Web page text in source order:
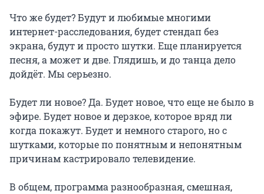
Что же будет? Будут и любимые многими
интернет-расследования, будет стендап без
экрана, будут и просто шутки. Еще планируется
песня, а может и две. Глядишь, и до танца дело
дойдёт. Мы серьезно.
Будет ли новое? Да. Будет новое, что еще не было в
эфире. Будет новое и дерзкое, которое вряд ли
когда покажут. Будет и немного старого, но с
шутками, которые по понятным и непонятным
причинам кастрировало телевидение.
В общем, программа разнообразная, смешная,